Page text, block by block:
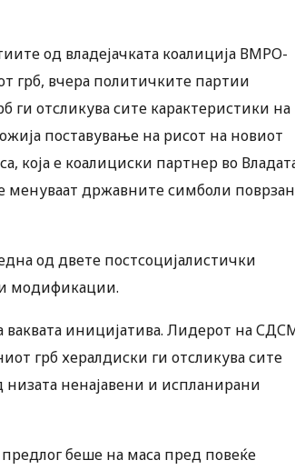
од владејачката коалиција ВМРО-
грб, вчера политичките партии
ги отсликува сите карактеристики на
поставување на рисот на новиот
која е коалициски партнер во
менуваат државните симболи
од двете постсоцијалистички
модификации.
ваквата иницијатива. Лидерот на
грб хералдиски ги отсликува сите
низата ненајавени и испланирани
предлог беше на маса пред повеќе